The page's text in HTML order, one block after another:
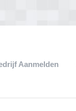
Aanmelden